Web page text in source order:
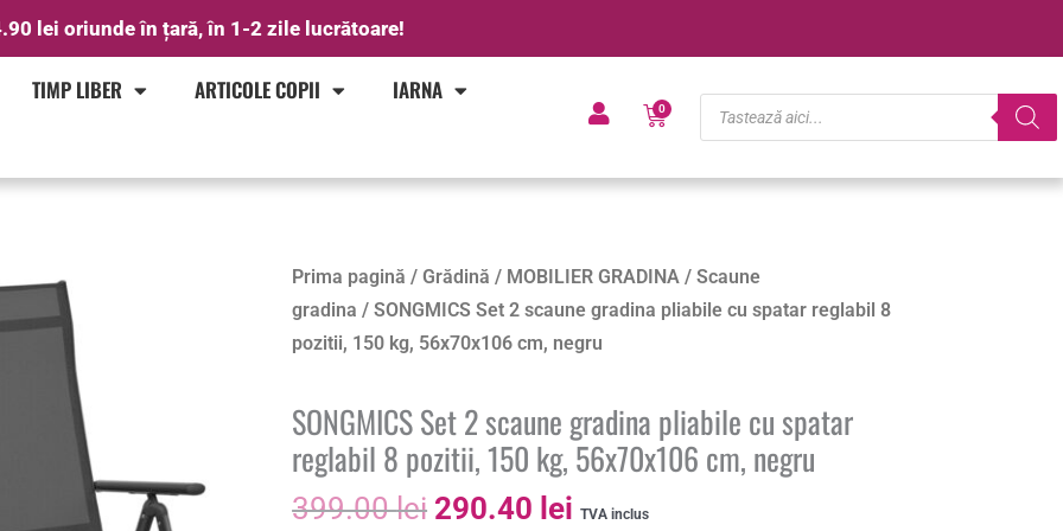
lei oriunde în țară, în 1-2 zile lucrătoare!
TIMP LIBER ARTICOLE COPII
IARNA
0
Cart
Products
search
Prima pagină /Grădină / MOBILIER GRADINA /Scaune
gradina / SONGMICS Set 2 scaune gradina pliabile cu spatar reglabil 8
pozitii, 150 kg, 56x70x106 cm, negru
SONGMICS Set 2 scaune gradina pliabile cu spatar
reglabil 8 pozitii, 150 kg, 56x70x106 cm, negru
399.00lei
Prețul
inițial
a
399.00 lei.
290.40 lei
Prețul
curent
este:
TVA inclus
Cantitate
SONGMICS
Set
scaune
gradina
pliabile
cu